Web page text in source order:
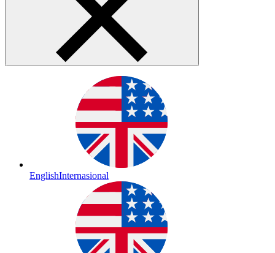
EnglishInternasional